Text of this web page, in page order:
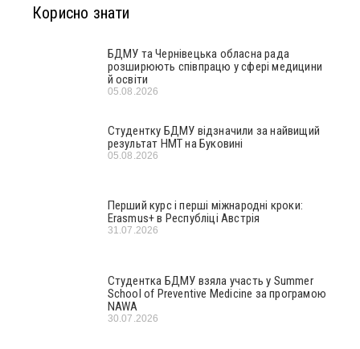
Корисно знати
БДМУ та Чернівецька обласна рада
розширюють співпрацю у сфері медицини
й освіти
05.08.2026
Студентку БДМУ відзначили за найвищий
результат НМТ на Буковині
05.08.2026
Перший курс і перші міжнародні кроки:
Erasmus+ в Республіці Австрія
31.07.2026
Студентка БДМУ взяла участь у Summer
School of Preventive Medicine за програмою
NAWA
30.07.2026